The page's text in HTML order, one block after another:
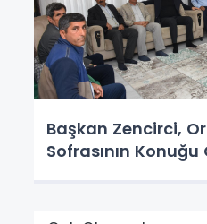
Başkan Zencirci,
Sofrasının Konuğu